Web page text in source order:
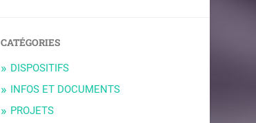
CATÉGORIES
DISPOSITIFS
INFOS ET DOCUMENTS
PROJETS